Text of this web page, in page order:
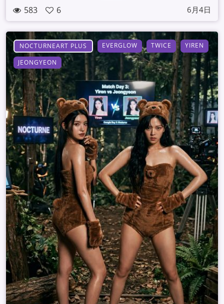
583 6 6月4日
NOCTURNEART PLUS EVERGLOW TWICE
YIREN
JEONGYEON